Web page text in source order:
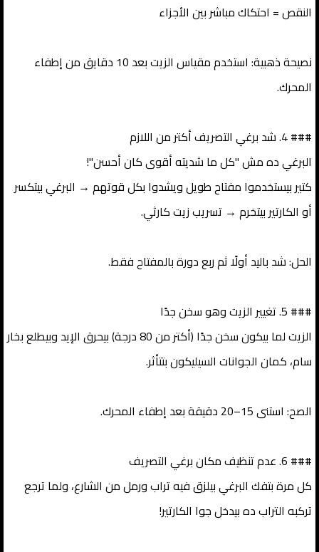
النقص = احتكاك مباشر بين الأجزاء
نصيحة ذهبية: استخدم مقياس الزيت بعد 10 دقايق من إطفاء
المحرك.
### 4. شد برغي التصريف أكتر من اللازم
البرغي ده مش "كل ما شديته أقوى كان أحسن"!
كتير بيستخدموا مفتاح طويل ويشدوا بكل قوتهم → البرغي بيتكسر
أو الكارتير بيتخرم → تسريب زيت كارثي.
الحل: شد باليد أولًا ثم ربع دورة بالمفتاح فقط.
### 5. تغيير الزيت وهو سخن جدًا
الزيت لما بيكون سخن جدًا (أكتر من 80 درجة) بيحرق الإيد وبيطلع بخار
سام، كمان الجوانات السيليكون بتتأثر.
الصح: استنى 15–20 دقيقة بعد إطفاء المحرك.
### 6. عدم تنظيف مكان برغي التصريف
كل مرة بتفك البرغي بيلزق فيه تراب ورمل من الشارع، ولما ترجع
تركبه التراب ده بيدخل جوا الكارتير!